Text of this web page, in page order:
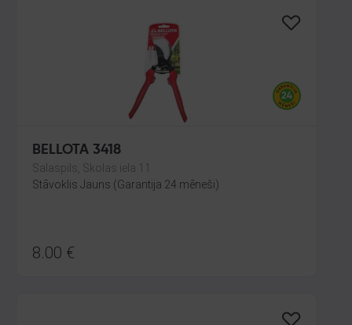
BELLOTA 3418
Salaspils, Skolas iela 11
Stāvoklis Jauns (Garantija 24 mēneši)
8.00 €